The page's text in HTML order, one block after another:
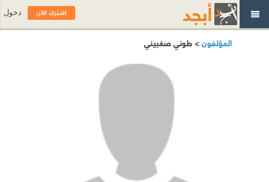
المؤلفون> طوني صغبيني
اشترك الآن دخول